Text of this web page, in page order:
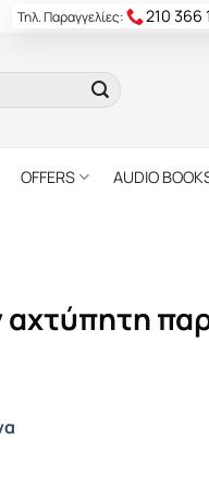
Τηλ. Παραγγελίες: 210 366
OFFERS AUDIO